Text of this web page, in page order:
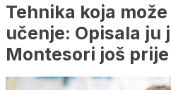
Tehnika koja
učenje: Opisala ju
Montesori još